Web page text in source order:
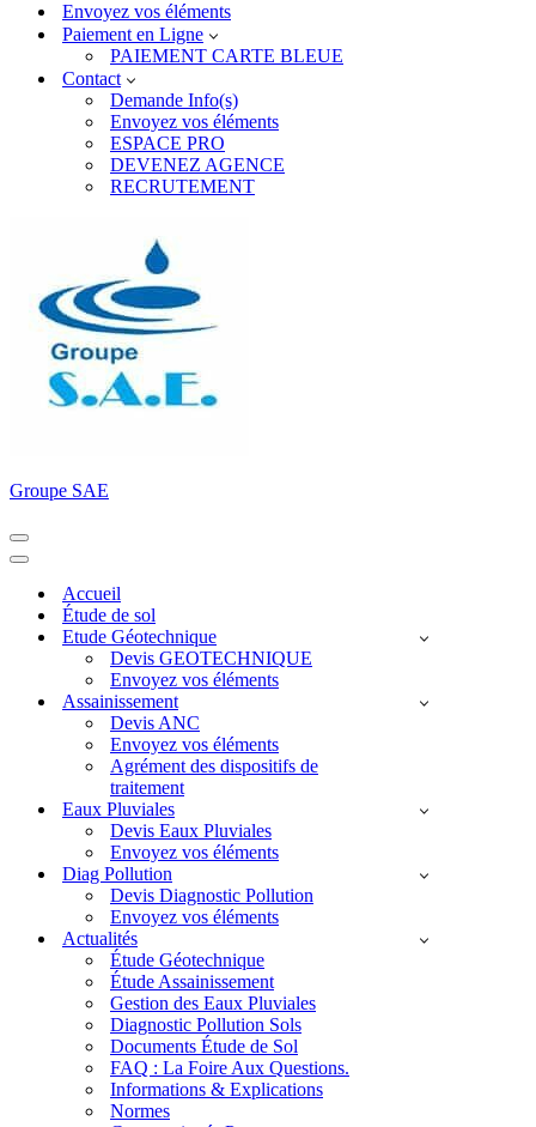
Envoyez vos éléments
Paiement en Ligne
PAIEMENT CARTE BLEUE
Contact
Demande Info(s)
Envoyez vos éléments
ESPACE PRO
DEVENEZ AGENCE
RECRUTEMENT
Groupe SAE
Menu
de
Menu
navigationAccueil
Étude de sol
Etude Géotechnique
Devis GEOTECHNIQUE
Envoyez vos éléments
Assainissement
Devis ANC
Envoyez vos éléments
Agrément des dispositifs de
traitement
Eaux Pluviales
Devis Eaux Pluviales
Envoyez vos éléments
Diag Pollution
Devis Diagnostic Pollution
Envoyez vos éléments
Actualités
Étude Géotechnique
Étude Assainissement
Gestion des Eaux Pluviales
Diagnostic Pollution Sols
Documents Étude de Sol
FAQ : La Foire Aux Questions.
Informations & Explications
Normes